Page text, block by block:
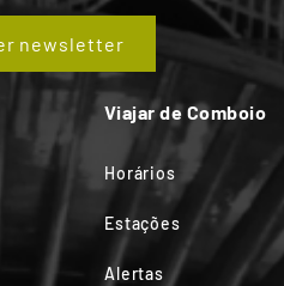
newsletter
Viajar de Comboio
Horários
Estações
Alertas